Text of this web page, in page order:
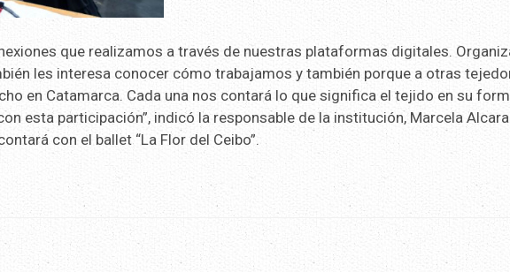
que realizamos a través de nuestras plataformas digitales.
les interesa conocer cómo trabajamos y también porque a otras
en Catamarca. Cada una nos contará lo que significa el tejido en su
esta participación”, indicó la responsable de la institución, Marcela
con el ballet “La Flor del Ceibo”.